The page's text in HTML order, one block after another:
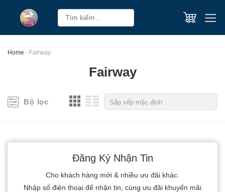
content
Tìm
kiếm:
Home - Fairway
Fairway
Bộ lọc
Đăng Ký Nhận Tin
Cho khách hàng mới & nhiều ưu đãi khác.
Nhập số điện thoại để nhận tin, cùng ưu đãi khuyến mãi